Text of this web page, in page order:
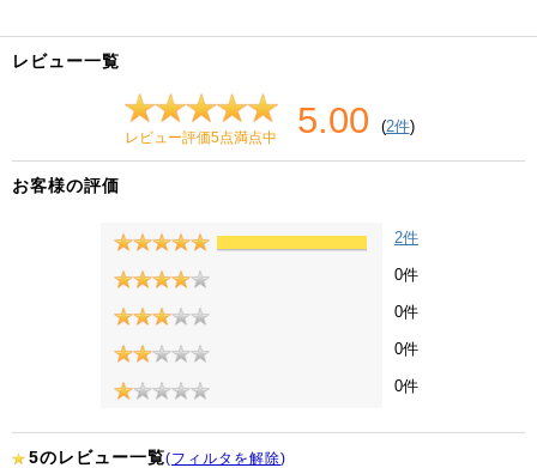
レビュー一覧
レビュー評価5点満点中 5.00 (2件)
お客様の評価
2件
0件
0件
0件
0件
5のレビュー一覧(フィルタを解除)